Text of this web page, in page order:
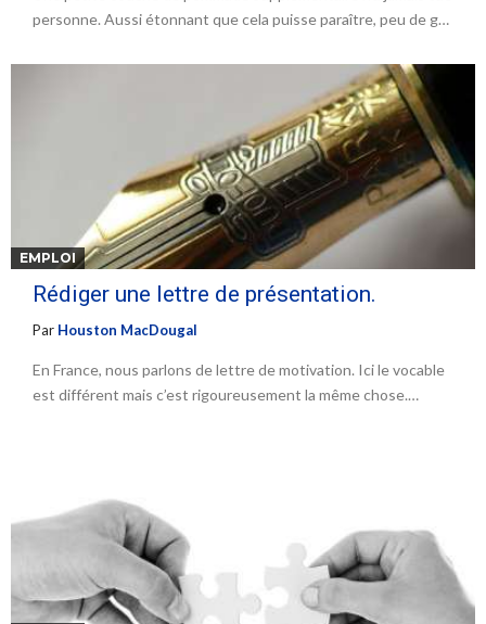
personne. Aussi étonnant que cela puisse paraître, peu de g…
EMPLOI
Rédiger une lettre de présentation.
Par Houston MacDougal
En France, nous parlons de lettre de motivation. Ici le vocable
est différent mais c’est rigoureusement la même chose.…